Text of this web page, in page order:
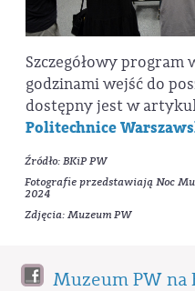
Szczegółowy program
godzinami wejść do
dostępny jest w
Politechnice
Źródło: BKiP PW
Fotografie przedstawiają Noc
2024
Zdjęcia: Muzeum PW
Muzeum PW na